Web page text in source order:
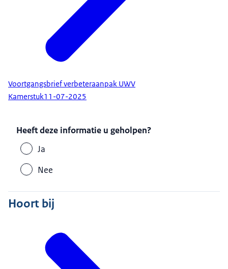
Voortgangsbrief verbeteraanpak UWV
Kamerstuk11-07-2025
Heeft deze informatie u geholpen?
Ja
Nee
Hoort bij